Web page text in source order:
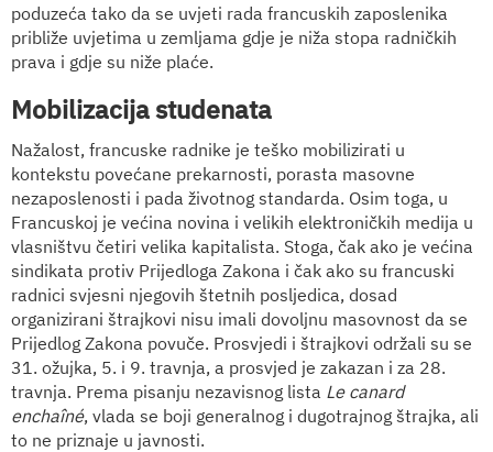
poduzeća tako da se uvjeti rada francuskih zaposlenika
približe uvjetima u zemljama gdje je niža stopa radničkih
prava i gdje su niže plaće.
Mobilizacija studenata
Nažalost, francuske radnike je teško mobilizirati u
kontekstu povećane prekarnosti, porasta masovne
nezaposlenosti i pada životnog standarda. Osim toga, u
Francuskoj je većina novina i velikih elektroničkih medija u
vlasništvu četiri velika kapitalista. Stoga, čak ako je većina
sindikata protiv Prijedloga Zakona i čak ako su francuski
radnici svjesni njegovih štetnih posljedica, dosad
organizirani štrajkovi nisu imali dovoljnu masovnost da se
Prijedlog Zakona povuče. Prosvjedi i štrajkovi održali su se
31. ožujka, 5. i 9. travnja, a prosvjed je zakazan i za 28.
travnja. Prema pisanju nezavisnog lista Le canard
enchaîné, vlada se boji generalnog i dugotrajnog štrajka, ali
to ne priznaje u javnosti.